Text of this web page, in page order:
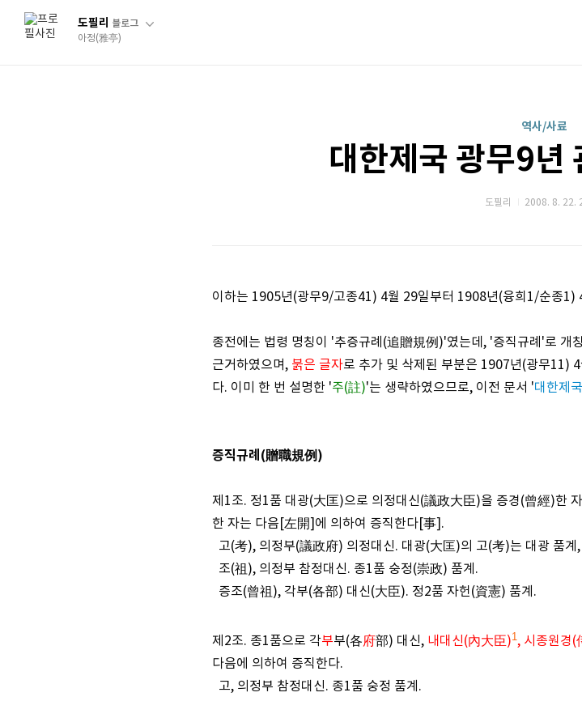
도필리 블로그
아정(雅亭)
역사/사료
대한제국 광무9년
도필리 2008. 8. 22.
이하는 1905년(광무9/고종41) 4월 29일부터 1908년(융희1/순종1)
종전에는 법령 명칭이 '추증규례(追贈規例)'였는데, '증직규례'로 개
근거하였으며, 붉은 글자로 추가 및 삭제된 부분은 1907년(광무11)
다. 이미 한 번 설명한 '주(註)'는 생략하였으므로, 이전 문서 '대한제
증직규례(贈職規例)
제1조. 정1품 대광(大匡)으로 의정대신(議政大臣)을 증경(曾經)한
한 자는 다음[左開]에 의하여 증직한다[事].
고(考), 의정부(議政府) 의정대신. 대광(大匡)의 고(考)는 대광 품계
조(祖), 의정부 참정대신. 종1품 숭정(崇政) 품계.
증조(曾祖), 각부(各部) 대신(大臣). 정2품 자헌(資憲) 품계.
제2조. 종1품으로 각부부(各府部) 대신, 내대신(內大臣)1, 시종원경
다음에 의하여 증직한다.
고, 의정부 참정대신. 종1품 숭정 품계.